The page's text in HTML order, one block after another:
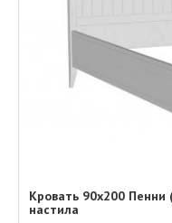
Кровать 90х200 Пенни
настила